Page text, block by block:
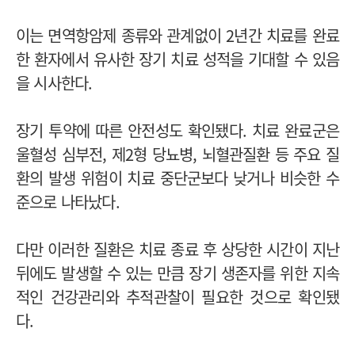
이는 면역항암제 종류와 관계없이 2년간 치료를 완료
한 환자에서 유사한 장기 치료 성적을 기대할 수 있음
을 시사한다.
장기 투약에 따른 안전성도 확인됐다. 치료 완료군은
울혈성 심부전, 제2형 당뇨병, 뇌혈관질환 등 주요 질
환의 발생 위험이 치료 중단군보다 낮거나 비슷한 수
준으로 나타났다.
다만 이러한 질환은 치료 종료 후 상당한 시간이 지난
뒤에도 발생할 수 있는 만큼 장기 생존자를 위한 지속
적인 건강관리와 추적관찰이 필요한 것으로 확인됐
다.